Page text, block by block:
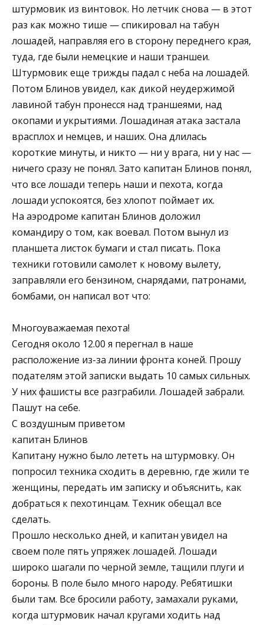
штурмовик из винтовок. Но летчик снова — в этот
раз как можно тише — спикировал на табун
лошадей, направляя его в сторону переднего края,
туда, где были немецкие и наши траншеи.
Штурмовик еще трижды падал с неба на лошадей.
Потом Блинов увидел, как дикой неудержимой
лавиной табун пронесся над траншеями, над
окопами и укрытиями. Лошадиная атака застала
врасплох и немцев, и наших. Она длилась
короткие минуты, и никто — ни у врага, ни у нас —
ничего сразу не понял. Зато капитан Блинов понял,
что все лошади теперь наши и пехота, когда
лошади успокоятся, без хлопот поймает их.
На аэродроме капитан Блинов доложил
командиру о том, как воевал. Потом вынул из
планшета листок бумаги и стал писать. Пока
техники готовили самолет к новому вылету,
заправляли его бензином, снарядами, патронами,
бомбами, он написал вот что:
Многоуважаемая пехота!
Сегодня около 12.00 я перегнал в наше
расположение из-за линии фронта коней. Прошу
подателям этой записки выдать 10 самых сильных.
У них фашисты все разграбили. Лошадей забрали.
Пашут на себе.
С воздушным приветом
капитан Блинов
Капитану нужно было лететь на штурмовку. Он
попросил техника сходить в деревню, где жили те
женщины, передать им записку и объяснить, как
добраться к пехотинцам. Техник обещал все
сделать.
Прошло несколько дней, и капитан увидел на
своем поле пять упряжек лошадей. Лошади
широко шагали по черной земле, тащили плуги и
бороны. В поле было много народу. Ребятишки
были там. Все бросили работу, замахали руками,
когда штурмовик начал кругами ходить над